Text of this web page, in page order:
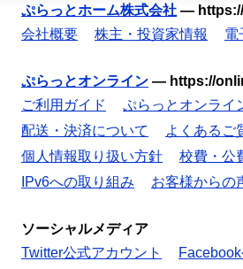
ぷらっとホーム株式会社 —
会社概要
株主・投資家情報 電
ぷらっとオンライン — https://
ご利用ガイド
ぷらっとオンライ
配送・決済について
よくあるご
個人情報取り扱い方針
校費・公
IPv6への取り組み
お客様からの
ソーシャルメディア
Twitter公式アカウント